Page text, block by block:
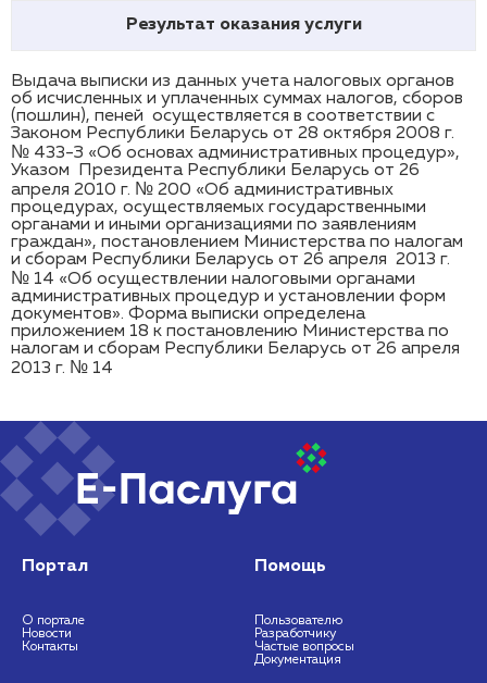
Результат оказания услуги
Выдача выписки из данных учета налоговых органов
об исчисленных и уплаченных суммах налогов, сборов
(пошлин), пеней осуществляется в соответствии с
Законом Республики Беларусь от 28 октября 2008 г.
№ 433-З «Об основах административных процедур»,
Указом Президента Республики Беларусь от 26
апреля 2010 г. № 200 «Об административных
процедурах, осуществляемых государственными
органами и иными организациями по заявлениям
граждан», постановлением Министерства по налогам
и сборам Республики Беларусь от 26 апреля 2013 г.
№ 14 «Об осуществлении налоговыми органами
административных процедур и установлении форм
документов». Форма выписки определена
приложением 18 к постановлению Министерства по
налогам и сборам Республики Беларусь от 26 апреля
2013 г. № 14
Портал
О портале
Новости
Контакты
Помощь
Пользователю
Разработчику
Частые вопросы
Документация